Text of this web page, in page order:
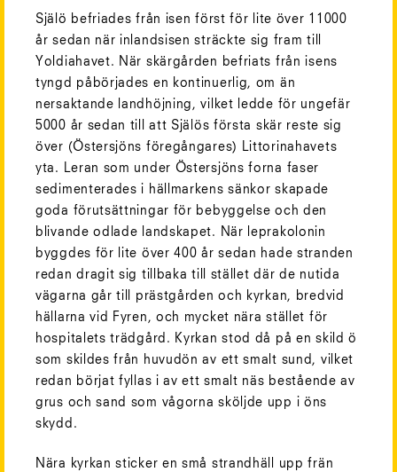
Själö befriades från isen först för lite över 11000
år sedan när inlandsisen sträckte sig fram till
Yoldiahavet. När skärgården befriats från isens
tyngd påbörjades en kontinuerlig, om än
nersaktande landhöjning, vilket ledde för ungefär
5000 år sedan till att Själös första skär reste sig
över (Östersjöns föregångares) Littorinahavets
yta. Leran som under Östersjöns forna faser
sedimenterades i hällmarkens sänkor skapade
goda förutsättningar för bebyggelse och den
blivande odlade landskapet. När leprakolonin
byggdes för lite över 400 år sedan hade stranden
redan dragit sig tillbaka till stället där de nutida
vägarna går till prästgården och kyrkan, bredvid
hällarna vid Fyren, och mycket nära stället för
hospitalets trädgård. Kyrkan stod då på en skild ö
som skildes från huvudön av ett smalt sund, vilket
redan börjat fyllas i av ett smalt näs bestående av
grus och sand som vågorna sköljde upp i öns
skydd.
Nära kyrkan sticker en små strandhäll upp frän